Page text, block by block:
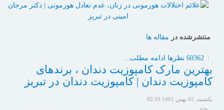
منتشرشده در مقاله ها
60362 نظرها ادامه مطلب...
بهترین مارک کامپوزیت دندان ، برندهای
کامپوزیت دندان | کامپوزیت دندان در تبریز
یکشنبه, 02 بهمن 1401 05:10